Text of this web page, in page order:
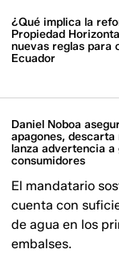
¿Qué implica la
Propiedad
nuevas reglas para
Ecuador​​​​​
Daniel Noboa
apagones, descarta
lanza advertencia a
consumidores
El mandatario
cuenta con
de agua en los
embalses.